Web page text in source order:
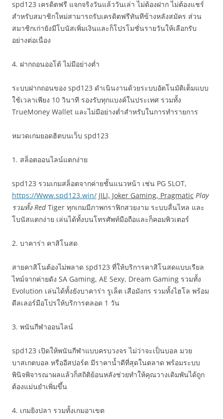
spd123 เครดิตฟรี แจกจริงวันแล้ววันเล่า ไม่ต้องฝาก ไม่ต้องแชร์
สำหรับสมาชิกใหม่สามารถรับเครดิตฟรีทันทีข้างหลังสมัคร ส่วน
สมาชิกเก่ายังมีโบนัสเพิ่มเงินและก็โปรโมชั่นรายวันให้เลือกรับ
อย่างต่อเนื่อง
4. ฝากถอนออโต้ ไม่มีอย่างต่ำ
ระบบฝากถอนของ spd123 ดำเนินงานด้วยระบบอัตโนมัติเต็มแบบ
ใช้เวลาเพียง 10 วินาที รองรับทุกแบงค์ในประเทศ รวมทั้ง
TrueMoney Wallet และไม่มีอย่างต่ำสำหรับในการทำรายการ
หมวดเกมยอดฮิตบนเว็บ spd123
1. สล็อตออนไลน์แตกง่าย
spd123 รวมเกมสล็อตจากค่ายชั้นแนวหน้า เช่น PG SLOT,
https://Www.spd123.win/ JILI, Joker Gaming, Pragmatic Play
รวมทั้ง RedTiger ทุกเกมมีภาพกราฟิกสวยงาม ระบบลื่นไหล และ
โบนัสแตกง่าย เล่นได้ทั้งบนโทรศัพท์มือถือและก็คอมพิวเตอร์
2. บาคาร่า คาสิโนสด
สายคาสิโนต้องไม่พลาด spd123 ที่ให้บริการคาสิโนสดแบบเรียล
ไทม์จากค่ายดัง SA Gaming, AE Sexy, Dream Gaming รวมทั้ง
Evolution เล่นได้ทั้งยังบาคาร่า รูเล็ต เสือมังกร รวมทั้งไฮโล พร้อม
ดีลเลอร์มือโปรให้บริการตลอด 1 วัน
3. พนันกีฬาออนไลน์
spd123 เปิดให้พนันกีฬาแบบครบวงจร ไม่ว่าจะเป็นบอล มวย
บาสเกตบอล หรืออีสปอร์ต มีราคาน้ำดีที่สุดในตลาด พร้อมระบบ
พินิจพิจารณาผลแล้วก็สถิติย้อนหลังช่วยทำให้คุณวางเดิมพันได้ถูก
ต้องแม่นยำเพิ่มขึ้น
4. เกมยิงปลา รวมทั้งเกมอาเขต